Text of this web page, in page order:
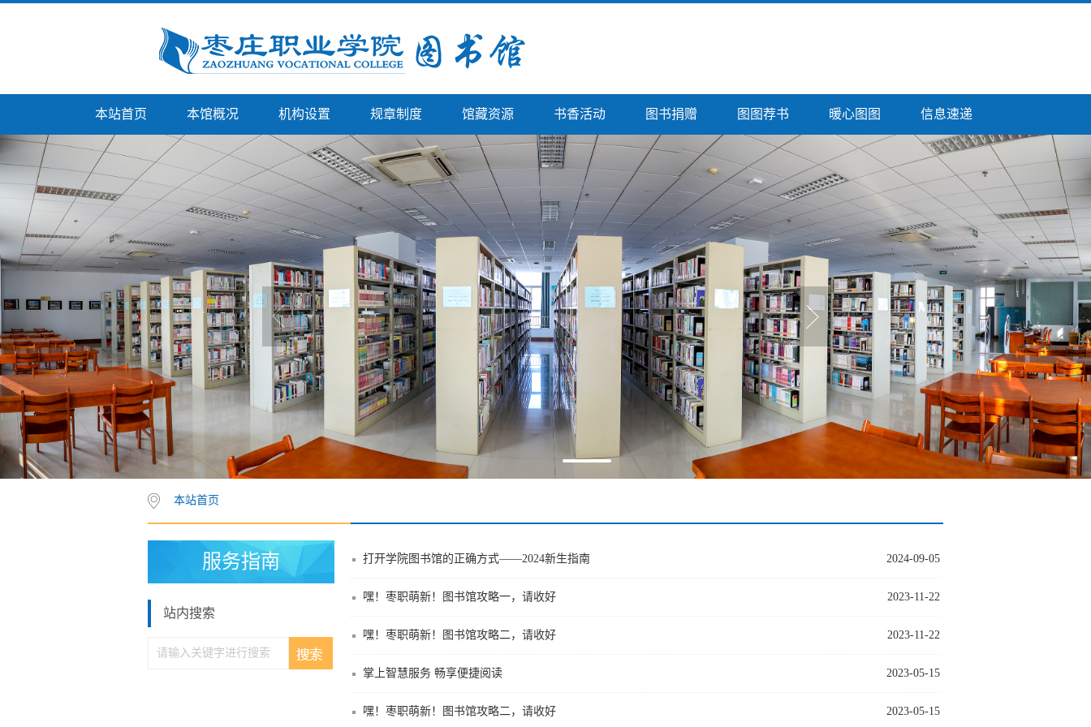
本站首页 本馆概况 机构设置 规章制度 馆藏资源 书香活动 图书捐赠 图图荐书 暖心图图 信息速递
本站首页
服务指南
站内搜索
2024-09-05
打开学院图书馆的正确方式——2024新生指南
2023-11-22
嘿！枣职萌新！图书馆攻略一，请收好
2023-11-22
嘿！枣职萌新！图书馆攻略二，请收好
2023-05-15
掌上智慧服务 畅享便捷阅读
2023-05-15
嘿！枣职萌新！图书馆攻略二，请收好